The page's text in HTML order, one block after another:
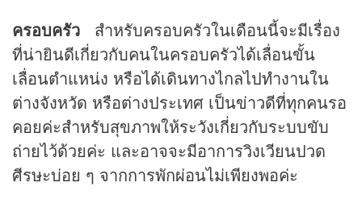
ครอบครัว สำหรับครอบครัวในเดือนนี้จะมีเรื่อง
ที่น่ายินดีเกี่ยวกับคนในครอบครัวได้เลื่อนขั้น
เลื่อนตำแหน่ง หรือได้เดินทางไกลไปทำงานใน
ต่างจังหวัด หรือต่างประเทศ เป็นข่าวดีที่ทุกคนรอ
คอยค่ะสำหรับสุขภาพให้ระวังเกี่ยวกับระบบขับ
ถ่ายไว้ด้วยค่ะ และอาจจะมีอาการวิงเวียนปวด
ศีรษะบ่อย ๆ จากการพักผ่อนไม่เพียงพอค่ะ